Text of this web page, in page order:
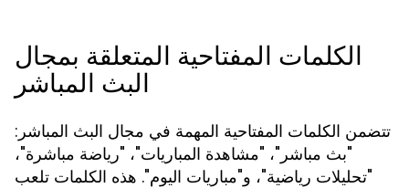
الكلمات المفتاحية المتعلقة بمجال
البث المباشر
تتضمن الكلمات المفتاحية المهمة في مجال البث المباشر:
"بث مباشر"، "مشاهدة المباريات"، "رياضة مباشرة"،
"تحليلات رياضية"، و"مباريات اليوم". هذه الكلمات تلعب